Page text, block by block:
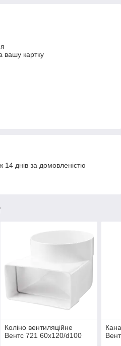
вашу картку
днів за домовленістю
Коліно вентиляційне
Вентс 721 60х120/d100